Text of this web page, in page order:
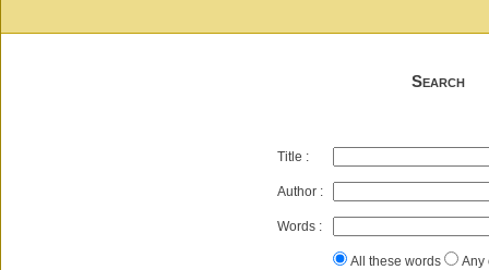
Search
Title :
Author :
Words :
All these words Any